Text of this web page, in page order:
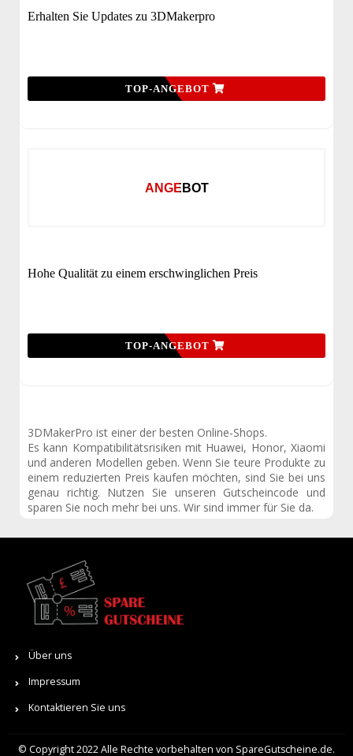
Erhalten Sie Updates zu 3DMakerpro
TOP-ANGEBOT
ANGEBOT
Hohe Qualität zu einem erschwinglichen Preis
TOP-ANGEBOT
3DMakerPro ist einer der besten Online-Shops.
Es kann Kompatibilitätsrisiken mit Huawei, Honor, Xiaomi
und anderen Modellen geben. Wenn Sie teure Produkte zu
einem reduzierten Preis kaufen möchten, sind Sie bei uns
genau richtig. Nutzen Sie unseren Gutscheincode und
sparen Sie noch mehr bei uns. Wir sind immer für Sie da.
Über uns
Impressum
Kontaktieren Sie uns
© Copyright 2022 Alle Rechte vorbehalten von SpareGutscheine.de.